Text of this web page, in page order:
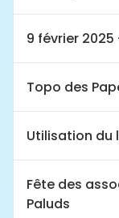
9 février
Topo des
Utilisation du
Fête des
Paluds